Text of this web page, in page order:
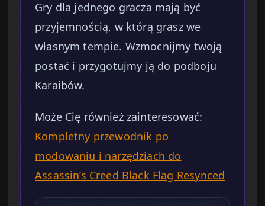
Gry dla jednego gracza mają być
przyjemnością, w którą grasz we
własnym tempie. Wzmocnijmy twoją
postać i przygotujmy ją do podboju
Karaibów.
Może Cię również zainteresować:
Kompletny przewodnik po
modowaniu i narzędziach do
Assassin’s Creed Black Flag Resynced